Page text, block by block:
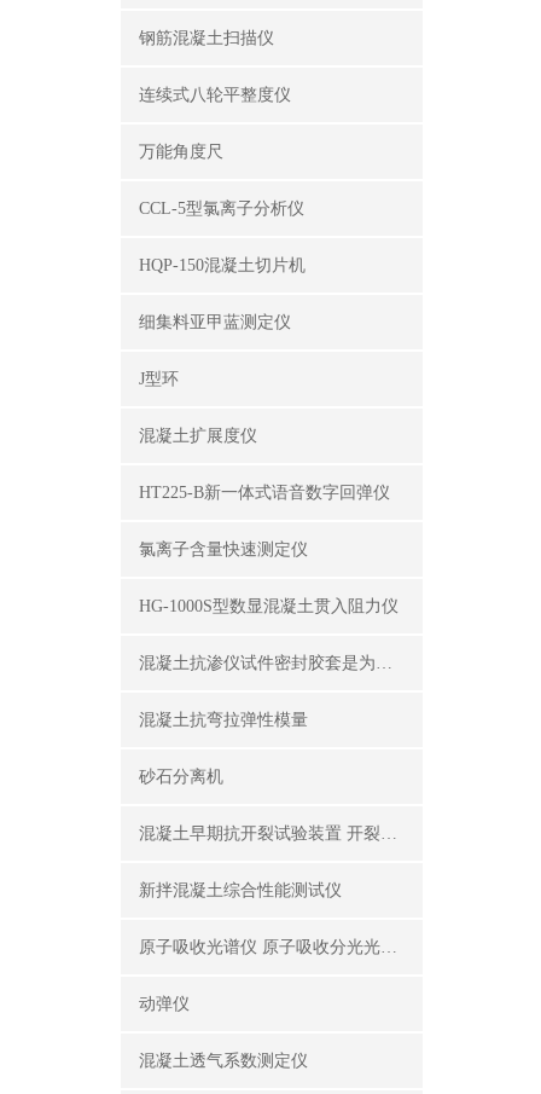
钢筋混凝土扫描仪
连续式八轮平整度仪
万能角度尺
CCL-5型氯离子分析仪
HQP-150混凝土切片机
细集料亚甲蓝测定仪
J型环
混凝土扩展度仪
HT225-B新一体式语音数字回弹仪
氯离子含量快速测定仪
HG-1000S型数显混凝土贯入阻力仪
混凝土抗渗仪试件密封胶套是为了密封试件外围
混凝土抗弯拉弹性模量
砂石分离机
混凝土早期抗开裂试验装置 开裂试模
新拌混凝土综合性能测试仪
原子吸收光谱仪 原子吸收分光光度计
动弹仪
混凝土透气系数测定仪